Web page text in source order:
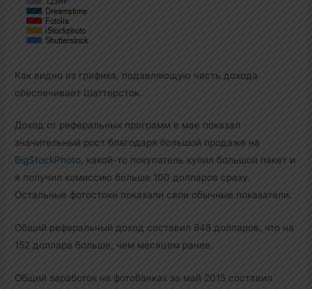
Как видно из графика, подавляющую часть дохода
обеспечивает Шаттерсток.
Доход от реферальных программ в мае показал
значительный рост благодаря большой продаже на
BigStockPhoto, какой-то покупатель купил большой пакет и
я получил комиссию больше 100 долларов сразу.
Остальные фотостоки показали свои обычные показатели.
Общий реферальный доход составил 848 долларов, что на
152 доллара больше, чем месяцем ранее.
Общий заработок на фотобанках за май 2015 составил